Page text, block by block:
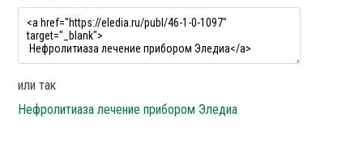
или так
Нефролитиаза лечение прибором Эледиа